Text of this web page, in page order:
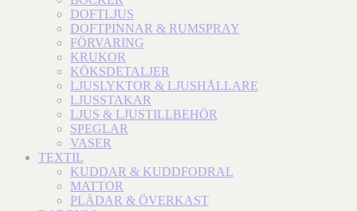
DOFTLJUS
DOFTPINNAR & RUMSPRAY
FÖRVARING
KRUKOR
KÖKSDETALJER
LJUSLYKTOR & LJUSHÅLLARE
LJUSSTAKAR
LJUS & LJUSTILLBEHÖR
SPEGLAR
VASER
TEXTIL
KUDDAR & KUDDFODRAL
MATTOR
PLÄDAR & ÖVERKAST